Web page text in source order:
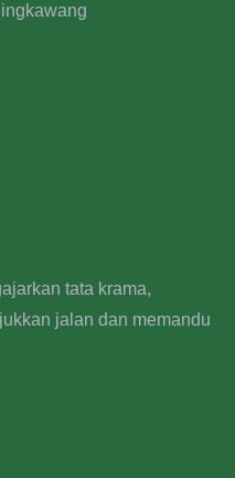
tata krama,
jalan dan memandu